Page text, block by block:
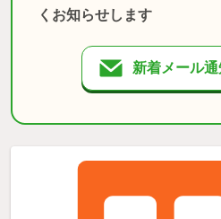
くお知らせします
新着メール